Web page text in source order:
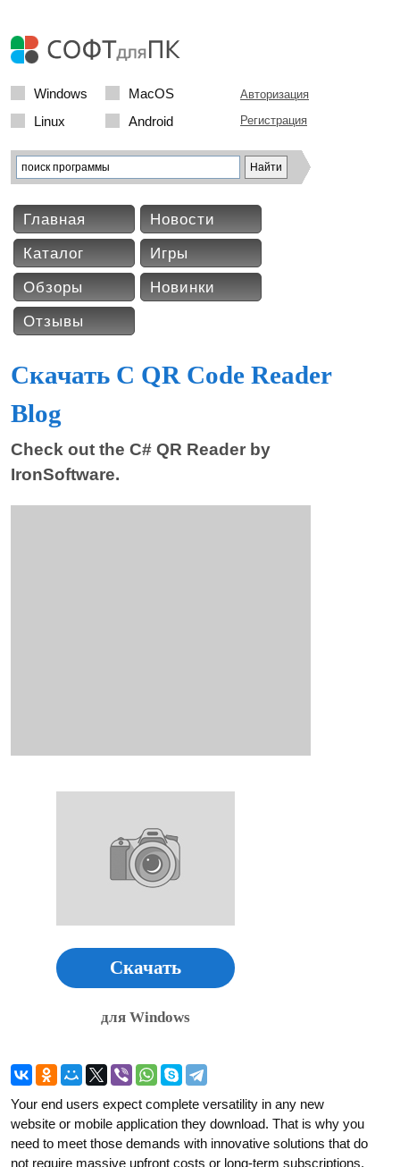
Windows
MacOS
Linux
Android
Авторизация
Регистрация
Главная
Новости
Каталог
Игры
Обзоры
Новинки
Отзывы
Скачать C QR Code Reader
Blog
Check out the C# QR Reader by
IronSoftware.
Скачать
для Windows
Your end users expect complete versatility in any new
website or mobile application they download. That is why you
need to meet those demands with innovative solutions that do
not require massive upfront costs or long-term subscriptions.